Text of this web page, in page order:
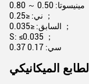
ني: ≤0.25 ；
السابق: ≤0.035 ；
S: ≤0.035 ；
سي: 0.17 0.37
الطابع الميكانيكي